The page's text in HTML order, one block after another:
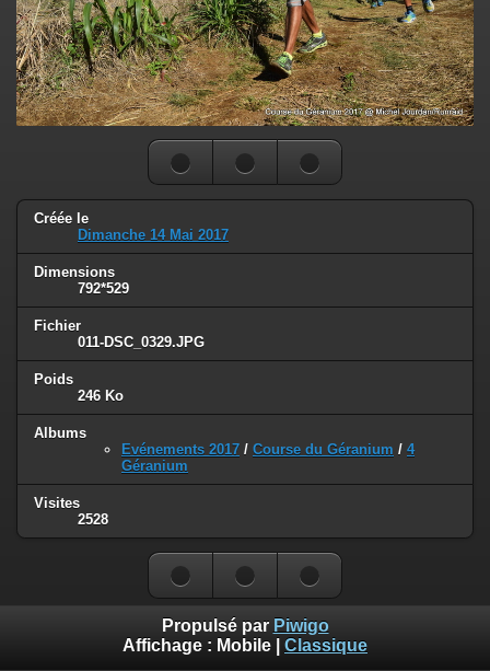
Créée le
Dimanche 14 Mai 2017
Dimensions
792*529
Fichier
011-DSC_0329.JPG
Poids
246 Ko
Albums
Evénements 2017 / Course du Géranium / 4
Géranium
Visites
2528
Propulsé par Piwigo
Affichage : Mobile Classique